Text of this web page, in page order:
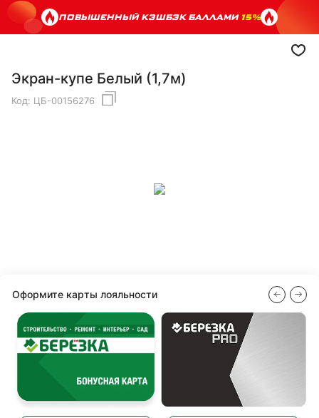
ПОВЫШЕННЫЙ КЭШБЭК БАЛЛАМИ15%
Экран-купе Белый (1,7м)
Код: ЦБ-00156276
Оформите карты лояльности